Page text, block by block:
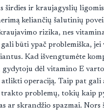
širdies ir kraujagyslių
keliančių šalutinių
rizika, nes
būti ypač problemiška, jei
Kad išvengtumėte
gydytoju dėl vitamino E
operaciją. Taip pat gali
problemų, tokių kaip
ar skrandžio spazmai. Nors